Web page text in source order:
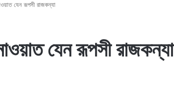
যেন রূপসী রাজকন্যা
যেন রূপসী রাজকন্যা